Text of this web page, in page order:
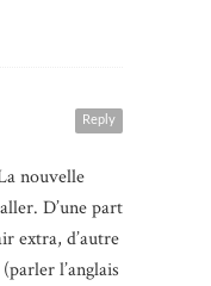
Reply
nouvelle
D’une part
extra, d’autre
l’anglais